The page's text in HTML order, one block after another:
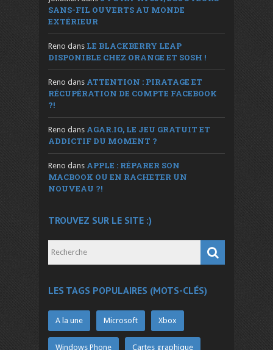
SANS-FIL OUVERTS AU MONDE
EXTÉRIEUR
Reno dans LE BLACKBERRY LEAP
DISPONIBLE CHEZ ORANGE ET SOSH !
Reno dans ATTENTION : PIRATAGE ET
RÉCUPÉRATION DE COMPTE FACEBOOK
?!
Reno dans AGAR.IO, LE JEU GRATUIT ET
ADDICTIF DU MOMENT ?
Reno dans APPLE : RÉPARER SON
MACBOOK OU EN RACHETER UN
NOUVEAU ?!
TROUVEZ SUR LE SITE :)
LES TAGS POPULAIRES (MOTS-CLÉS)
A la une Microsoft Xbox
Windows Phone Cartes graphique